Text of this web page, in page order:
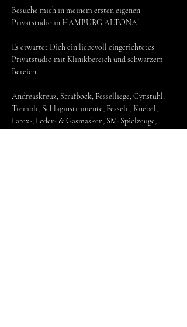
Besuche mich in meinem ersten eigenen
Privatstudio in HAMBURG ALTONA!
Es erwartet Dich ein liebevoll eingerichtetes
Privatstudio mit Klinikbereich und schwarzem
Bereich.
Andreaskreuz, Strafbock, Fesselliege, Gynstuhl,
Tremblr, Schlaginstrumente, Fesseln, Knebel,
Latex-, Leder- & Gasmasken, SM-Spielzeuge,